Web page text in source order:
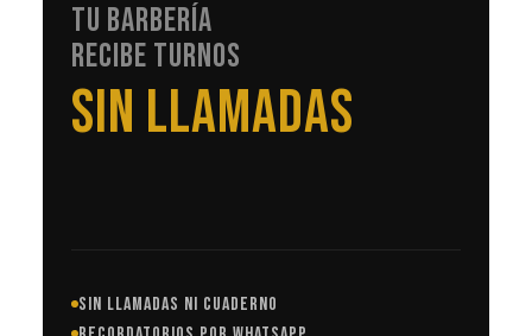
TU BARBERÍA
RECIBE TURNOS
EN AUTOMÁTICO
SIN LLAMADAS NI CUADERNO